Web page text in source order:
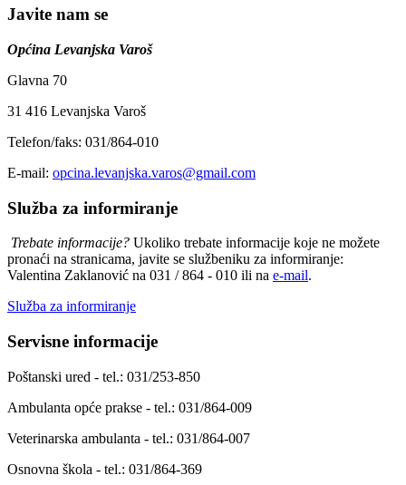
Javite nam se
Općina Levanjska Varoš
Glavna 70
31 416 Levanjska Varoš
Telefon/faks: 031/864-010
E-mail: opcina.levanjska.varos@gmail.com
Služba za informiranje
Trebate informacije? Ukoliko trebate informacije koje ne možete
pronaći na stranicama, javite se službeniku za informiranje:
Valentina Zaklanović na 031 / 864 - 010 ili na e-mail.
Služba za informiranje
Servisne informacije
Poštanski ured - tel.: 031/253-850
Ambulanta opće prakse - tel.: 031/864-009
Veterinarska ambulanta - tel.: 031/864-007
Osnovna škola - tel.: 031/864-369